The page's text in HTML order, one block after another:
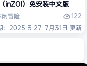
inZOI）免安装中文版
冒险
122
：2025-3-27 7月31日 更新